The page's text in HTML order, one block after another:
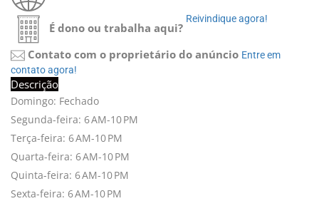
É dono ou trabalha aqui?
Reivindique agora!
Contato com o proprietário do anúncio Entre em
contato agora!
Descrição
Domingo: Fechado
Segunda-feira: 6 AM-10 PM
Terça-feira: 6 AM-10 PM
Quarta-feira: 6 AM-10 PM
Quinta-feira: 6 AM-10 PM
Sexta-feira: 6 AM-10 PM